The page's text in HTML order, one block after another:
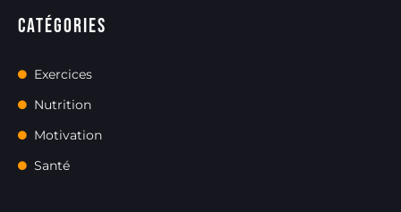
Catégories
Exercices
Nutrition
Motivation
Santé